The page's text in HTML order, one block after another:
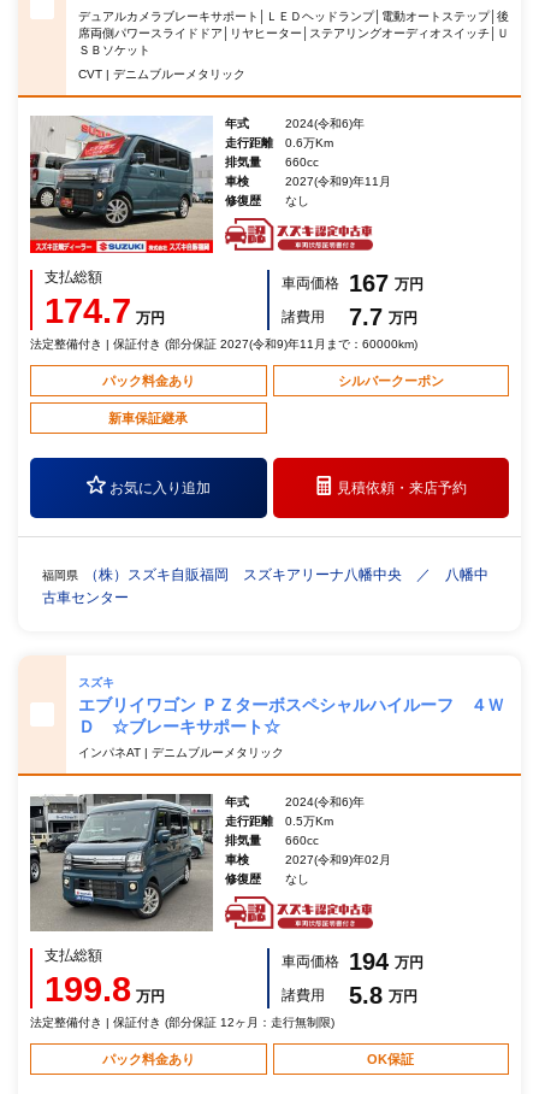
デュアルカメラブレーキサポート│ＬＥＤヘッドランプ│電動オートステップ│後
席両側パワースライドドア│リヤヒーター│ステアリングオーディオスイッチ│Ｕ
ＳＢソケット
CVT | デニムブルーメタリック
年式
2024(令和6)年
走行距離
0.6万Km
排気量
660cc
車検
2027(令和9)年11月
修復歴
なし
支払総額
174.7 万円
車両価格 167 万円
諸費用
7.7 万円
法定整備付き | 保証付き (部分保証 2027(令和9)年11月まで：60000km)
パック料金あり シルバークーポン
新車保証継承
お気に入り追加 見積依頼・来店予約
福岡県
（株）スズキ自販福岡 スズキアリーナ八幡中央 ／ 八幡中
古車センター
スズキ
エブリイワゴン ＰＺターボスペシャルハイルーフ ４Ｗ
Ｄ ☆ブレーキサポート☆
インパネAT | デニムブルーメタリック
年式
2024(令和6)年
走行距離
0.5万Km
排気量
660cc
車検
2027(令和9)年02月
修復歴
なし
支払総額
199.8 万円
車両価格 194 万円
諸費用
5.8 万円
法定整備付き | 保証付き (部分保証 12ヶ月：走行無制限)
パック料金あり OK保証